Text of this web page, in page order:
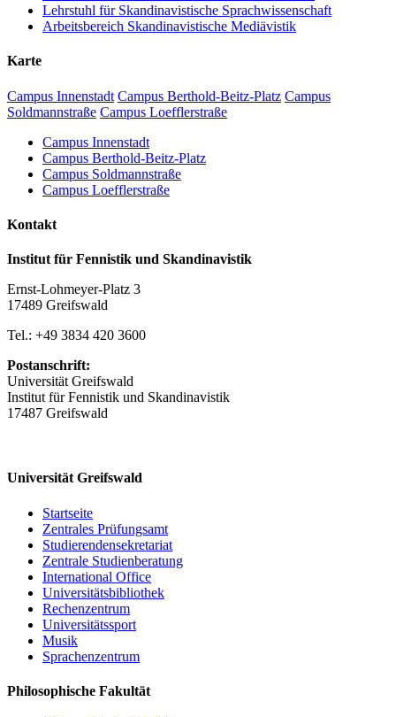
Lehrstuhl für Skandinavistische Sprachwissenschaft
Arbeitsbereich Skandinavistische Mediävistik
Karte
Campus Innenstadt Campus Berthold-Beitz-Platz Campus
Soldmannstraße Campus Loefflerstraße
Campus Innenstadt
Campus Berthold-Beitz-Platz
Campus Soldmannstraße
Campus Loefflerstraße
Kontakt
Institut für Fennistik und Skandinavistik
Ernst-Lohmeyer-Platz 3
17489 Greifswald
Tel.: +49 3834 420 3600
Postanschrift:
Universität Greifswald
Institut für Fennistik und Skandinavistik
17487 Greifswald
Universität Greifswald
Startseite
Zentrales Prüfungsamt
Studierendensekretariat
Zentrale Studienberatung
International Office
Universitätsbibliothek
Rechenzentrum
Universitätssport
Musik
Sprachenzentrum
Philosophische Fakultät